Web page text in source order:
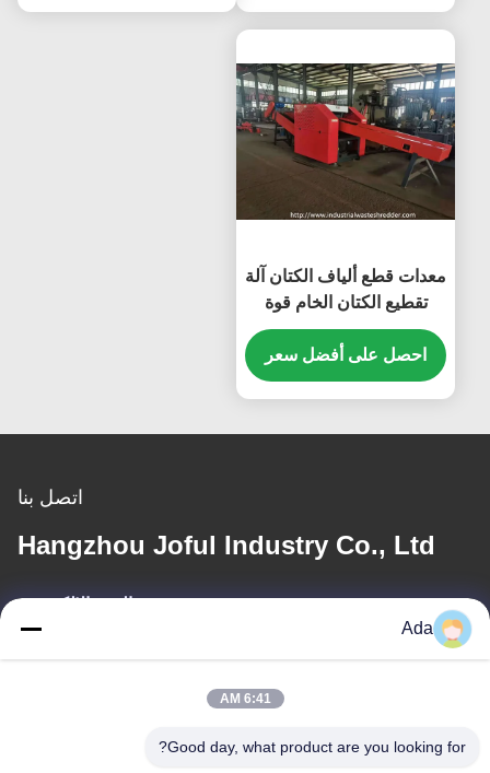
معدات قطع ألياف الكتان آلة
تقطيع الكتان الخام قوة
كبيرة
احصل على أفضل سعر
اتصل بنا
Hangzhou Joful Industry Co., Ltd
البريد الإلكتروني
Ada
6:41 AM
Good day, what product are you looking for?